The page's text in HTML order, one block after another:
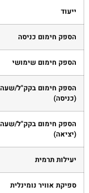
ייעוד
הספק חימום כניסה
הספק חימום שימושי
הספק חימום בקק"ל/שעה
(כניסה)
הספק חימום בקק"ל/שעה
(יציאה)
יעילות תרמית
ספיקת אוויר נומינלית